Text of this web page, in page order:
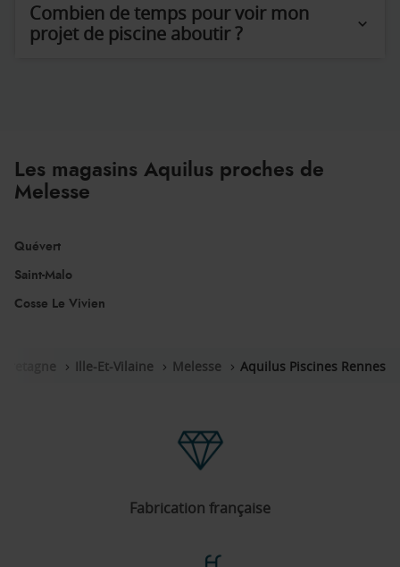
Combien de temps pour voir mon
projet de piscine aboutir ?
Les magasins Aquilus proches de
Melesse
Quévert
Saint-Malo
Cosse Le Vivien
Bretagne Ille-Et-Vilaine Melesse Aquilus Piscines Rennes
Fabrication française